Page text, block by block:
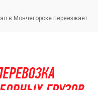
в Мончегорске переезжает